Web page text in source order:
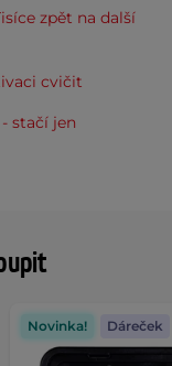
Novinka! Dáreček
zpět na další
cvičit
stačí jen